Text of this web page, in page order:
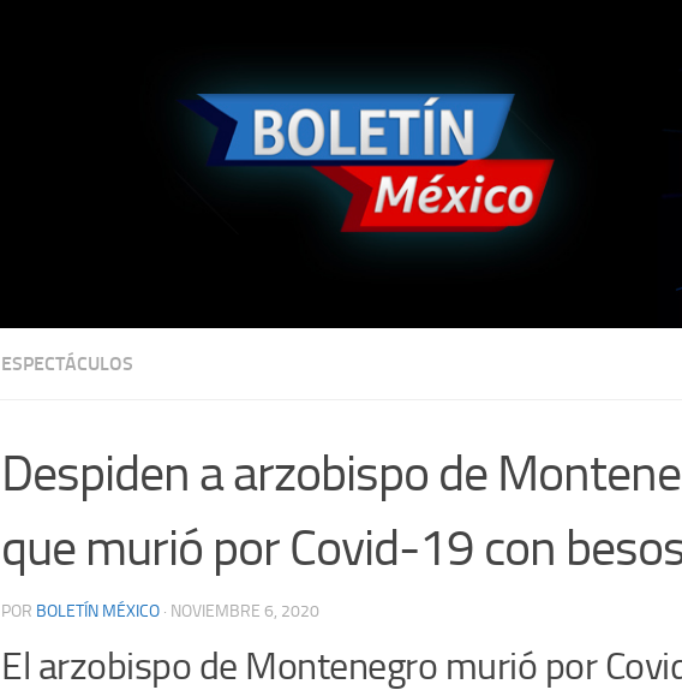
ESPECTÁCULOS
Despiden a arzobispo de
que murió por Covid-19 con
POR BOLETÍN MÉXICO · NOVIEMBRE 6, 2020
El arzobispo de Montenegro murió por